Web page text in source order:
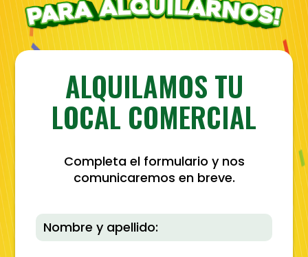
ALQUILAMOS TU
LOCAL COMERCIAL
Completa el formulario y nos
comunicaremos en breve.